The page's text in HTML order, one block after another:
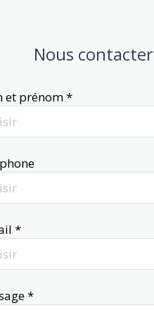
Nous contacter
et prénom *
*
*